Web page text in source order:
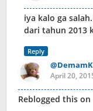
iya kalo ga
dari tahun 2013
Reply
April 20,
Reblogged this on